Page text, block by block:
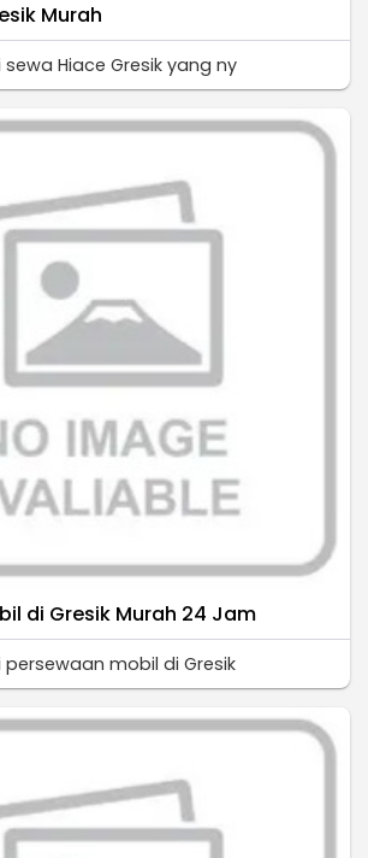
Murah
Hiace Gresik yang ny
di Gresik Murah 24 Jam
mobil di Gresik